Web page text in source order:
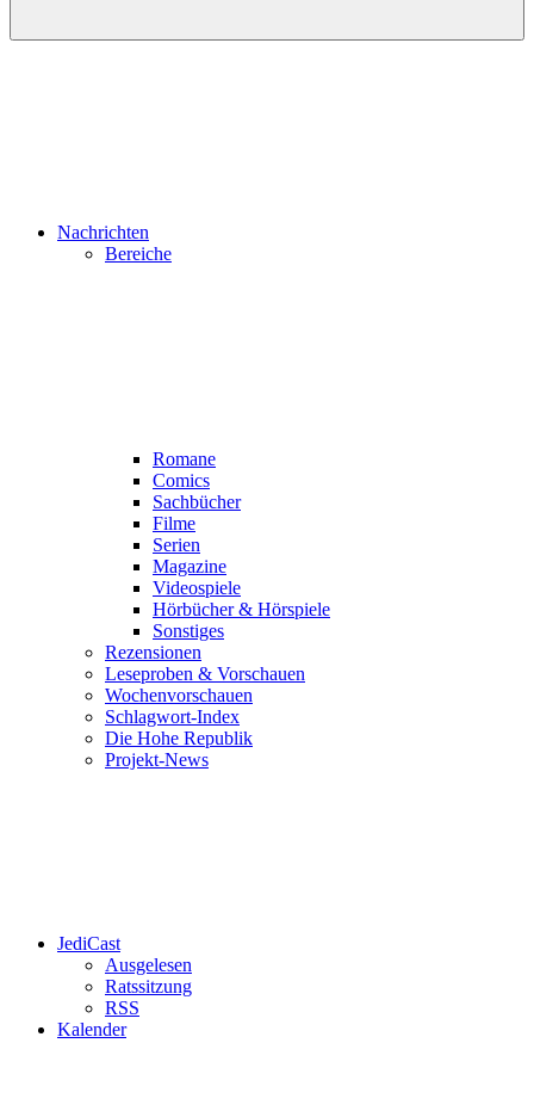
Nachrichten
Bereiche
Romane
Comics
Sachbücher
Filme
Serien
Magazine
Videospiele
Hörbücher & Hörspiele
Sonstiges
Rezensionen
Leseproben & Vorschauen
Wochenvorschauen
Schlagwort-Index
Die Hohe Republik
Projekt-News
JediCast
Ausgelesen
Ratssitzung
RSS
Kalender